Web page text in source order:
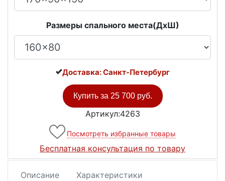
Размеры спального места(ДxШ)
Доставка: Санкт-Петербург
Купить за 25 700 руб.
Артикул:4263
Посмотреть избранные товары
Бесплатная консультация по товару
Описание Характеристики